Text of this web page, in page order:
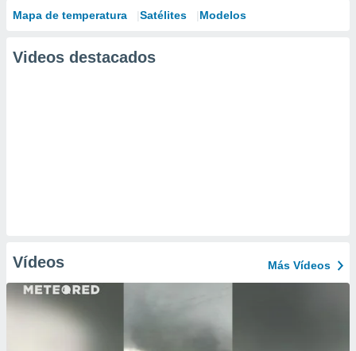
Mapa de temperatura Satélites Modelos
Videos destacados
Vídeos Más Vídeos